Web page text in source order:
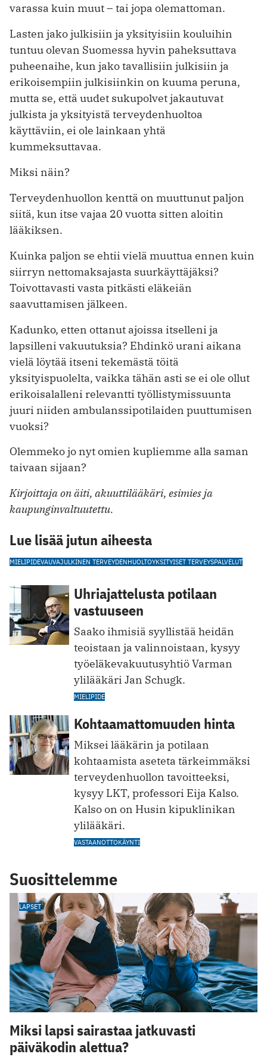
varassa kuin muut – tai jopa olemattoman.
Lasten jako julkisiin ja yksityisiin kouluihin
tuntuu olevan Suomessa hyvin paheksuttava
puheenaihe, kun jako tavallisiin julkisiin ja
erikoisempiin julkisiinkin on kuuma peruna,
mutta se, että uudet sukupolvet jakautuvat
julkista ja yksityistä terveydenhuoltoa
käyttäviin, ei ole lainkaan yhtä
kummeksuttavaa.
Miksi näin?
Terveydenhuollon kenttä on muuttunut paljon
siitä, kun itse vajaa 20 vuotta sitten aloitin
lääkiksen.
Kuinka paljon se ehtii vielä muuttua ennen kuin
siirryn nettomaksajasta suurkäyttäjäksi?
Toivottavasti vasta pitkästi eläkeiän
saavuttamisen jälkeen.
Kadunko, etten ottanut ajoissa itselleni ja
lapsilleni vakuutuksia? Ehdinkö urani aikana
vielä löytää itseni tekemästä töitä
yksityispuolelta, vaikka tähän asti se ei ole ollut
erikoisalalleni relevantti työllistymissuunta
juuri niiden ambulanssipotilaiden puuttumisen
vuoksi?
Olemmeko jo nyt omien kupliemme alla saman
taivaan sijaan?
Kirjoittaja on äiti, akuuttilääkäri, esimies ja
kaupunginvaltuutettu.
Lue lisää jutun aiheesta
MIELIPIDEVAUVAJULKINEN TERVEYDENHUOLTOYKSITYISET TERVEYSPALVELUT
Uhriajattelusta potilaan
vastuuseen
Saako ihmisiä syyllistää heidän
teoistaan ja valinnoistaan, kysyy
työeläkevakuutusyhtiö Varman
ylilääkäri Jan Schugk.
MIELIPIDE
Kohtaamattomuuden hinta
Miksei lääkärin ja potilaan
kohtaamista aseteta tärkeimmäksi
terveydenhuollon tavoitteeksi,
kysyy LKT, professori Eija Kalso.
Kalso on on Husin kipuklinikan
ylilääkäri.
VASTAANOTTOKÄYNTI
Suosittelemme
LAPSET
Miksi lapsi sairastaa jatkuvasti
päiväkodin alettua?